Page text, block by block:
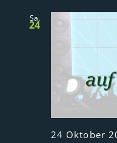
Sa.
24
24 Oktober